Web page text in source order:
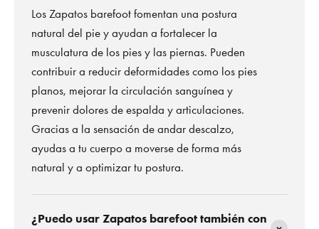
Los Zapatos barefoot fomentan una postura
natural del pie y ayudan a fortalecer la
musculatura de los pies y las piernas. Pueden
contribuir a reducir deformidades como los pies
planos, mejorar la circulación sanguínea y
prevenir dolores de espalda y articulaciones.
Gracias a la sensación de andar descalzo,
ayudas a tu cuerpo a moverse de forma más
natural y a optimizar tu postura.
¿Puedo usar Zapatos barefoot también con